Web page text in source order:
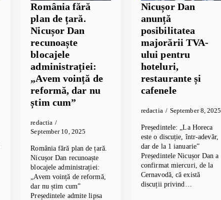
România fără
plan de țară.
Nicușor Dan
recunoaște
blocajele
administrației:
„Avem voință de
reformă, dar nu
știm cum”
redactia
September 10, 2025
România fără plan de țară.
Nicușor Dan recunoaște
blocajele administrației:
„Avem voință de reformă,
dar nu știm cum”
Președintele admite lipsa
Nicușor Dan
anunță
posibilitatea
majorării TVA-
ului pentru
hoteluri,
restaurante și
cafenele
redactia September 8, 2025
Președintele: „La Horeca
este o discuție, într-adevăr,
dar de la 1 ianuarie”
Președintele Nicușor Dan a
confirmat miercuri, de la
Cernavodă, că există
discuții privind…